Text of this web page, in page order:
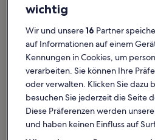
wichtig
Wir und unsere16 Partner
auf Informationen auf einem
Kennungen in Cookies, um
verarbeiten. Sie können Ihre
oder verwalten. Klicken Sie dazu
besuchen Sie jederzeit die Seite
Diese Präferenzen werden
und haben keinen Einfluss auf